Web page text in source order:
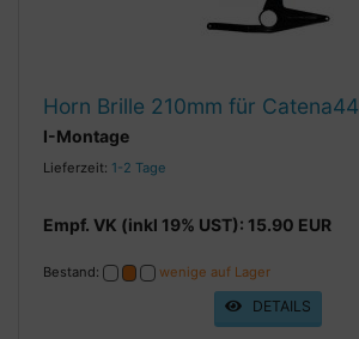
Horn Brille 210mm für Catena44
I-Montage
Lieferzeit: 1-2 Tage
Empf. VK (inkl 19% UST): 15.90 EUR
Bestand: wenige auf Lager
DETAILS